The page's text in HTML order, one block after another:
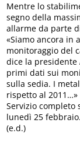
Mentre lo
segno della
allarme da parte
«Siamo ancora in
monitoraggio del
dice la presidente
primi dati sui
sulla sedia. I
rispetto al 2011…»
Servizio completo
lunedì 25 febbraio.
(e.d.)